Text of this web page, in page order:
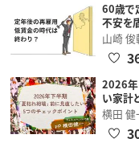
60歳で
不安を
山崎 俊
2026年
い家計
横田 健